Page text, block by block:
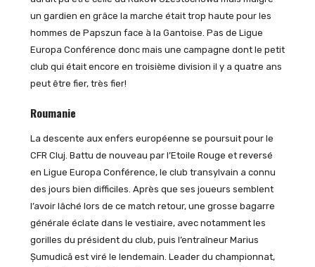
un gardien en grâce la marche était trop haute pour les
hommes de Papszun face à la Gantoise. Pas de Ligue
Europa Conférence donc mais une campagne dont le petit
club qui était encore en troisième division il y a quatre ans
peut être fier, très fier!
Roumanie
La descente aux enfers européenne se poursuit pour le
CFR Cluj. Battu de nouveau par l’Etoile Rouge et reversé
en Ligue Europa Conférence, le club transylvain a connu
des jours bien difficiles. Après que ses joueurs semblent
l’avoir lâché lors de ce match retour, une grosse bagarre
générale éclate dans le vestiaire, avec notamment les
gorilles du président du club, puis l’entraîneur Marius
Șumudică est viré le lendemain. Leader du championnat,